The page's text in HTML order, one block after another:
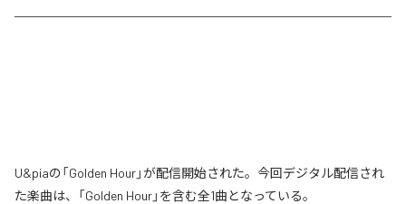
U&piaの「Golden Hour」が配信開始された。今回デジタル配信され
た楽曲は、「Golden Hour」を含む全1曲となっている。